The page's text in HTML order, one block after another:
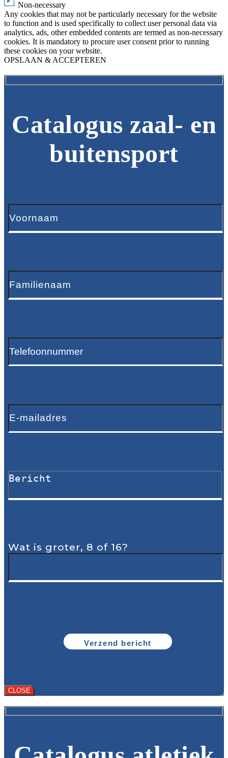
Non-necessary
Any cookies that may not be particularly necessary for the website
to function and is used specifically to collect user personal data via
analytics, ads, other embedded contents are termed as non-necessary
cookies. It is mandatory to procure user consent prior to running
these cookies on your website.
OPSLAAN & ACCEPTEREN
Catalogus zaal- en
buitensport
Wat is groter, 8 of 16?
CLOSE